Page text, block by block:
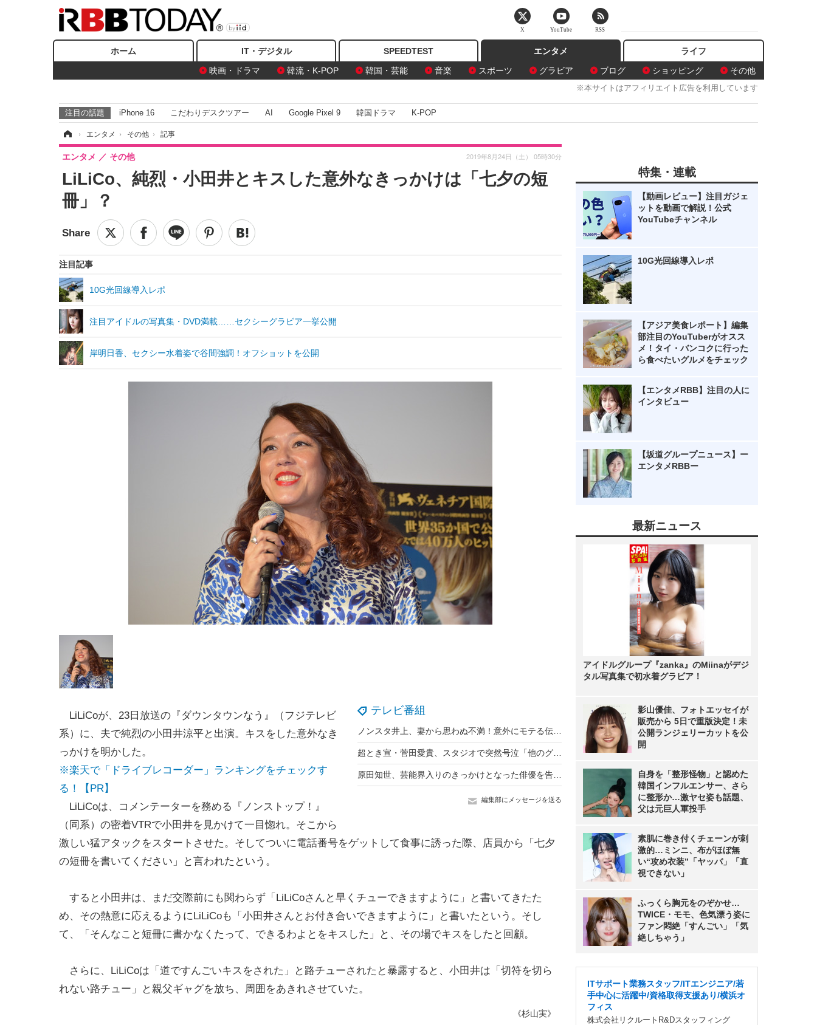
ホーム IT・デジタル SPEEDTEST
エンタメ
映画・ドラマ
韓流・K-POP 韓国・芸能 音楽 スポーツ グラビア ブログ ショッピング その他
ライフ
※本サイトはアフィリエイト広告を利用しています
注目の話題 iPhone 16 こだわりデスクツアー AI Google Pixel 9 韓国ドラマ K-POP
› エンタメ › その他 › 記事
LiLiCo、純烈・小田井とキスした意外なきっかけは「七夕の短
冊」？
エンタメ その他 2019年8月24日（土） 05時30分
注目記事
10G光回線導入レポ
注目アイドルの写真集・DVD満載……セクシーグラビア一挙公開
岸明日香、セクシー水着姿で谷間強調！オフショットを公開
テレビ番組
編集部にメッセージを送る
LiLiCoが、23日放送の『ダウンタウンなう』（フジテレビ
系）に、夫で純烈の小田井涼平と出演。キスをした意外なき
っかけを明かした。
※楽天で「ドライブレコーダー」ランキングをチェックす
る！【PR】
LiLiCoは、コメンテーターを務める『ノンストップ！』
（同系）の密着VTRで小田井を見かけて一目惚れ。そこから
激しい猛アタックをスタートさせた。そしてついに電話番号をゲットして食事に誘った際、店員から「七夕
の短冊を書いてください」と言われたという。
すると小田井は、まだ交際前にも関わらず「LiLiCoさんと早くチューできますように」と書いてきたた
め、その熱意に応えるようにLiLiCoも「小田井さんとお付き合いできますように」と書いたという。そし
て、「そんなこと短冊に書かなくたって、できるわよとをキスした」と、その場でキスをしたと回顧。
さらに、LiLiCoは「道ですんごいキスをされた」と路チューされたと暴露すると、小田井は「切符を切ら
れない路チュー」と親父ギャグを放ち、周囲をあきれさせていた。
《杉山実》
特集・連載
【動画レビュー】注目ガジェ
ットを動画で解説！公式
YouTubeチャンネル
10G光回線導入レポ
【アジア美食レポート】編集
部注目のYouTuberがオスス
メ！タイ・バンコクに行った
ら食べたいグルメをチェック
【エンタメRBB】注目の人に
インタビュー
【坂道グループニュース】ー
エンタメRBBー
最新ニュース
アイドルグループ『zanka』のMiinaがデジ
タル写真集で初水着グラビア！
影山優佳、フォトエッセイが
販売から 5日で重版決定！未
公開ランジェリーカットを公
開
自身を「整形怪物」と認めた
韓国インフルエンサー、さら
に整形か…激ヤセ姿も話題、
父は元巨人軍投手
素肌に巻き付くチェーンが刺
激的…ミンニ、布がほぼ無
い“攻め衣装”「ヤッバ」「直
視できない」
ふっくら胸元をのぞかせ…
TWICE・モモ、色気漂う姿に
ファン悶絶「すんごい」「気
絶しちゃう」
ITサポート業務スタッフ/ITエンジニア/若
手中心に活躍中/資格取得支援あり/横浜オ
フィス
株式会社リクルートR&Dスタッフィング
X YouTube RSS